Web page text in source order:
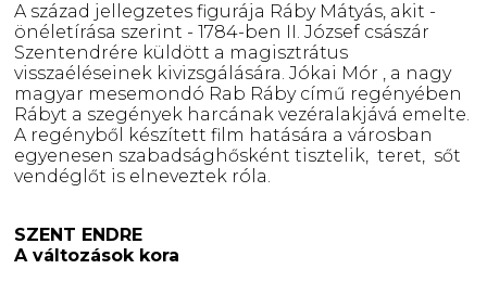
A század jellegzetes figurája Ráby Mátyás, akit -
önéletírása szerint - 1784-ben II. József császár
Szentendrére küldött a magisztrátus
visszaéléseinek kivizsgálására. Jókai Mór , a nagy
magyar mesemondó Rab Ráby című regényében
Rábyt a szegények harcának vezéralakjává emelte.
A regényből készített film hatására a városban
egyenesen szabadsághősként tisztelik, teret, sőt
vendéglőt is elneveztek róla.
SZENT ENDRE
A változások kora